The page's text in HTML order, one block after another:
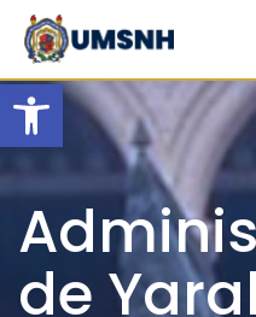
Open
Skip
content
de